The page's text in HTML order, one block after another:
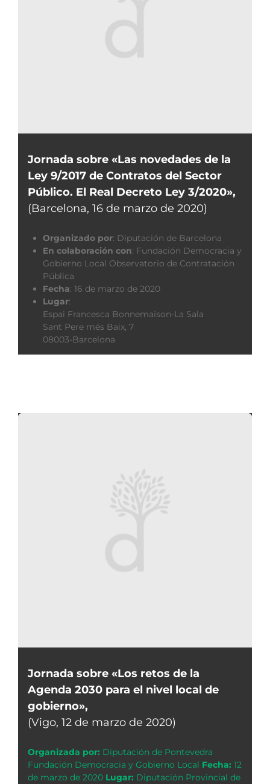
Jornada sobre «Las novedades de la
Ley 9/2017 de Contratos del Sector
Público. El Real Decreto Ley 3/2020»,
(Barcelona, 16 de marzo de 2020)
Organizado por: Diputación de Barcelona
En colaboración con: Fundación Democracia y
Gobierno Local Observatorio de Contratación
Pública
Fecha: 16 de marzo de 2020
Lugar:
Espai Francesca Bonnemaison-La Sala
Sant Pere més Baix, 7
08003-Barcelona
Jornada sobre «Los retos de la
Agenda 2030 para el nivel local de
gobierno»,
(Vigo, 12 de marzo de 2020)
Organizada por: Diputación de Pontevedra
Fundación Democracia y Gobierno Local Fecha: 12
de marzo de 2020 Lugar: Diputación Provincial de